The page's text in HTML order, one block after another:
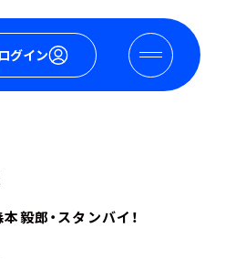
ログイン
本毅郎・スタンバイ！